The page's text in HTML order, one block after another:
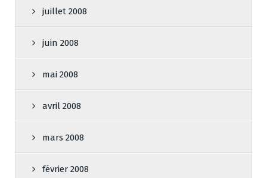
juillet 2008
juin 2008
mai 2008
avril 2008
mars 2008
février 2008